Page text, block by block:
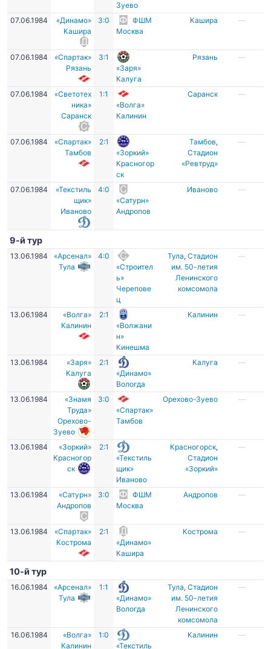
Зуево
07.06.1984
«Динамо»
Кашира
3:0
ФШМ
Москва
Кашира —
07.06.1984
«Спартак»
Рязань
3:1
«Заря»
Калуга
Рязань —
07.06.1984
«Светотех
ника»
Саранск
1:1
«Волга»
Калинин
Саранск —
07.06.1984
«Спартак»
Тамбов
2:1
«Зоркий»
Красногор
ск
Тамбов,
Стадион
«Ревтруд»
—
07.06.1984
«Текстиль
щик»
Иваново
4:0
«Сатурн»
Андропов
Иваново —
9-й тур
13.06.1984
«Арсенал»
Тула
4:0
«Строител
ь»
Черепове
ц
Тула,Стадион
им. 50-летия
Ленинского
комсомола
—
13.06.1984
«Волга»
Калинин
2:1
«Волжани
н»
Кинешма
Калинин —
13.06.1984
«Заря»
Калуга
2:1
«Динамо»
Вологда
Калуга —
13.06.1984
«Знамя
Труда»
Орехово-
Зуево
3:0
«Спартак»
Тамбов
Орехово-Зуево —
13.06.1984
«Зоркий»
Красногор
ск
2:1
«Текстиль
щик»
Иваново
Красногорск,
Стадион
«Зоркий»
—
13.06.1984
«Сатурн»
Андропов
3:0
ФШМ
Москва
Андропов —
13.06.1984
«Спартак»
Кострома
2:1
«Динамо»
Кашира
Кострома —
10-й тур
16.06.1984
«Арсенал»
Тула
1:1
«Динамо»
Вологда
Тула,Стадион
им. 50-летия
Ленинского
комсомола
—
16.06.1984
«Волга»
Калинин
1:0
«Текстиль
Калинин —